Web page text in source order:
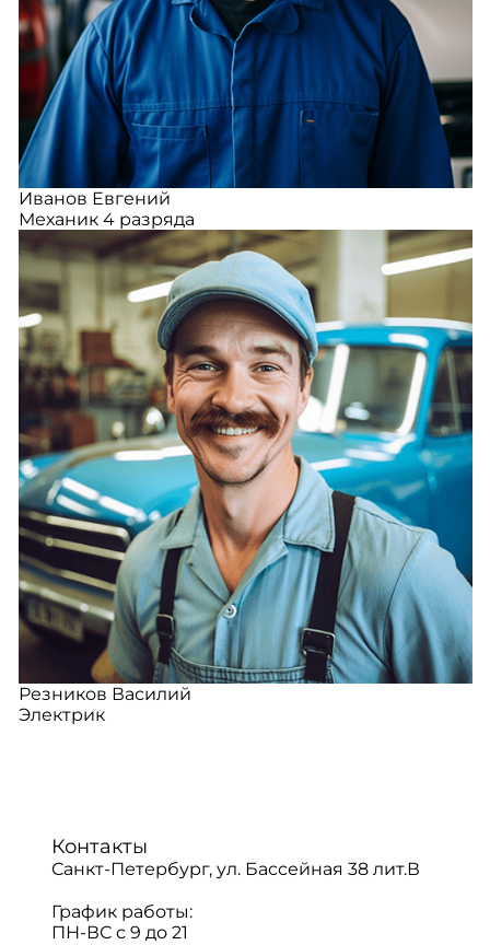
Иванов Евгений
Механик 4 разряда
Резников Василий
Электрик
Контакты
Санкт-Петербург, ул. Бассейная 38 лит.В
График работы:
ПН-ВС с 9 до 21